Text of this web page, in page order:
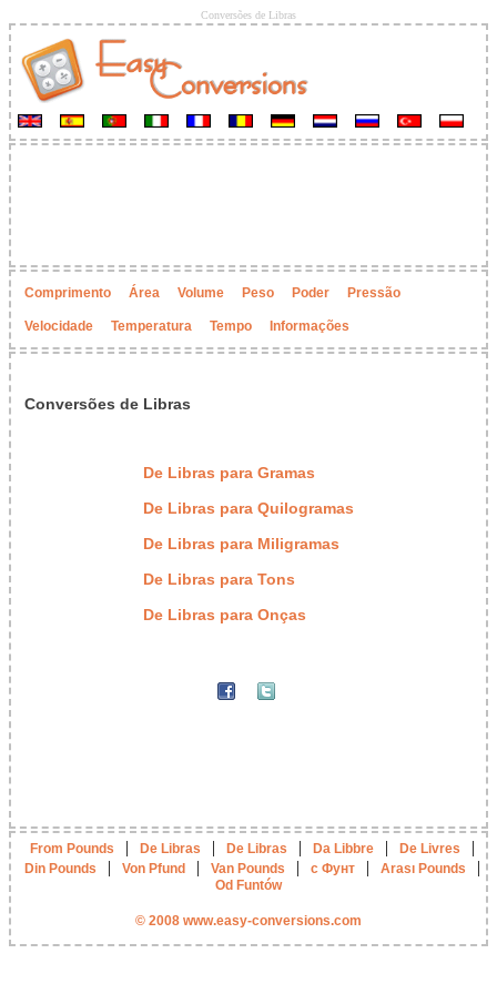
Conversões de Libras
Comprimento Área Volume Peso Poder Pressão
Velocidade Temperatura Tempo Informações
Conversões de Libras
De Libras para Gramas
De Libras para Quilogramas
De Libras para Miligramas
De Libras para Tons
De Libras para Onças
From Pounds | De Libras | De Libras | Da Libbre | De Livres |
Din Pounds | Von Pfund | Van Pounds | с Фунт | Arası Pounds |
Od Funtów
© 2008 www.easy-conversions.com